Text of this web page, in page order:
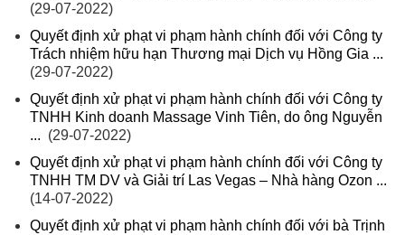
(29-07-2022)
Quyết định xử phạt vi phạm hành chính đối với Công ty
Trách nhiệm hữu hạn Thương mại Dịch vụ Hồng Gia ...
(29-07-2022)
Quyết định xử phạt vi phạm hành chính đối với Công ty
TNHH Kinh doanh Massage Vinh Tiên, do ông Nguyễn
... (29-07-2022)
Quyết định xử phạt vi phạm hành chính đối với Công ty
TNHH TM DV và Giải trí Las Vegas – Nhà hàng Ozon ...
(14-07-2022)
Quyết định xử phạt vi phạm hành chính đối với bà Trịnh